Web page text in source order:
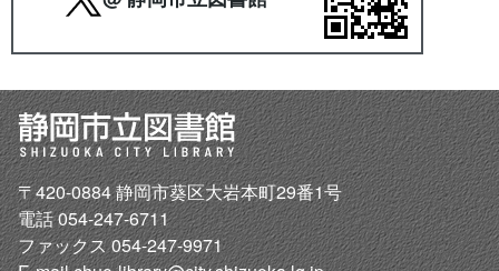
〒420-0884 静岡市葵区大岩本町29番1号
電話 054-247-6711
ファックス 054-247-9971